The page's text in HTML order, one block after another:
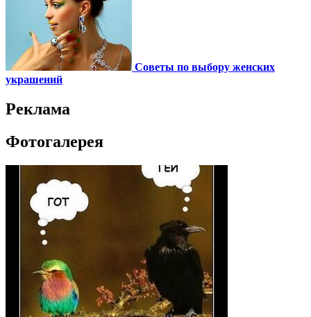
Советы по выбору женских
украшений
Реклама
Фотогалерея